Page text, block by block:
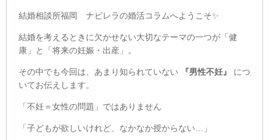
結婚相談所福岡 ナビレラの婚活コラムへようこそ✨
結婚を考えるときに欠かせない大切なテーマの一つが「健
康」と「将来の妊娠・出産」。
その中でも今回は、あまり知られていない 『男性不妊』
につ
いてお伝えします。
「不妊＝女性の問題」ではありません
「子どもが欲しいけれど、なかなか授からない…」